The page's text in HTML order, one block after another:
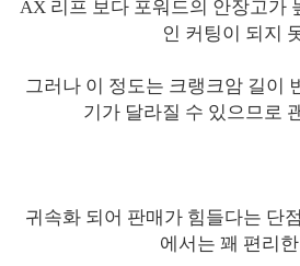
AX 리프 보다 포워드의 안장고가
인 커팅이 되지
그러나 이 정도는 크랭크암 길이
기가 달라질 수 있으므로
귀속화 되어 판매가 힘들다는 단
에서는 꽤 편리한